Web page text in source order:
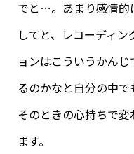
でと…。あまり感情的
してと、レコーディ
ョンはこういうかん
るのかなと自分の中
そのときの心持ちで
ます。